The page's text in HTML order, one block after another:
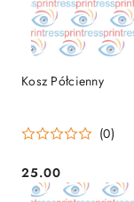
Kosz Półcienny
(0)
Cena:
25.00